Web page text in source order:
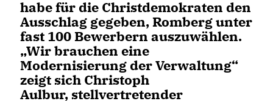
habe für die Christdemokraten den
Ausschlag gegeben, Romberg unter
fast 100 Bewerbern auszuwählen.
Wir brauchen eine
Modernisierung der Verwaltung“
zeigt sich Christoph
Aulbur, stellvertretender